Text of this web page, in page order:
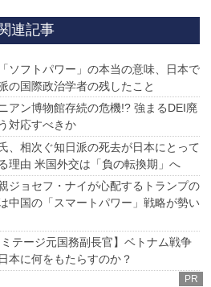
へ
連記事
ソフトパワー」の本当の意味、日本で
の国際政治学者の残したこと
アン博物館存続の危機!? 強まるDEI廃
対応すべきか
、相次ぐ知日派の死去が日本にとって
理由 米国外交は「負の転換期」へ
ジョセフ・ナイが心配するトランプの
中国の「スマートパワー」戦略が勢い
テージ元国務副長官】ベトナム戦争
本に何をもたらすのか？
PR